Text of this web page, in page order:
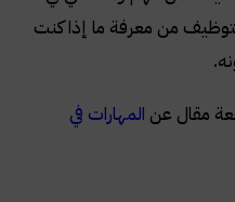
من معرفة ما إذا كنت
.
مقال عن المهارات في